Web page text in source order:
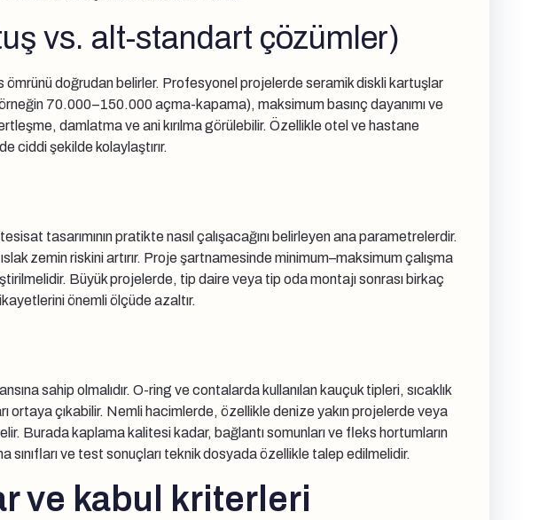
vs. alt-standart çözümler)
ömrünü doğrudan belirler. Profesyonel projelerde seramik diskli kartuşlar
70.000–150.000 açma-kapama), maksimum basınç dayanımı ve
damlatma ve ani kırılma görülebilir. Özellikle otel ve hastane
ciddi şekilde kolaylaştırır.
tasarımının pratikte nasıl çalışacağını belirleyen ana parametrelerdir.
zemin riskini artırır. Proje şartnamesinde minimum–maksimum çalışma
Büyük projelerde, tip daire veya tip oda montajı sonrası birkaç
önemli ölçüde azaltır.
sahip olmalıdır. O-ring ve contalarda kullanılan kauçuk tipleri, sıcaklık
ortaya çıkabilir. Nemli hacimlerde, özellikle denize yakın projelerde veya
Burada kaplama kalitesi kadar, bağlantı somunları ve fleks hortumların
ve test sonuçları teknik dosyada özellikle talep edilmelidir.
ve kabul kriterleri